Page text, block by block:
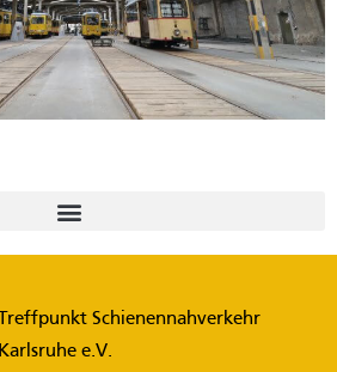
Treffpunkt Schienennahverkehr
Karlsruhe e.V.